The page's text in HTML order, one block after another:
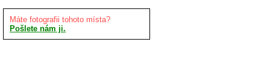
Máte fotografii tohoto místa?
Pošlete nám ji.